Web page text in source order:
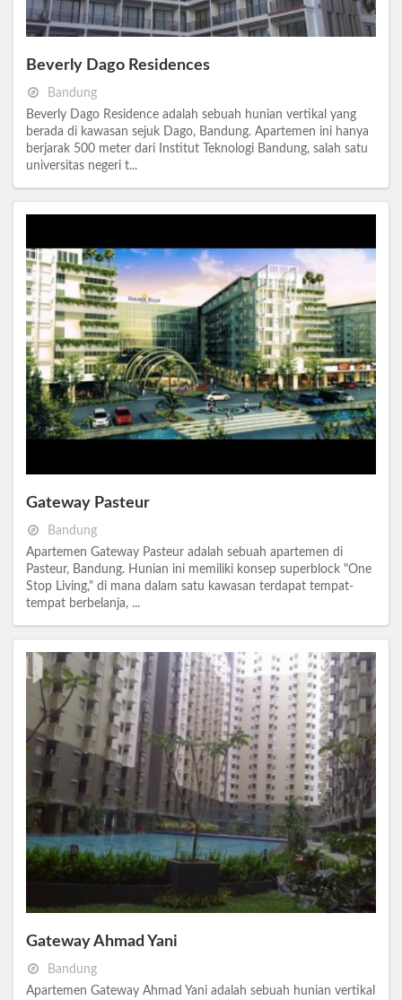
Beverly Dago Residences
Bandung
Beverly Dago Residence adalah sebuah hunian vertikal yang
berada di kawasan sejuk Dago, Bandung. Apartemen ini hanya
berjarak 500 meter dari Institut Teknologi Bandung, salah satu
universitas negeri t...
Gateway Pasteur
Bandung
Apartemen Gateway Pasteur adalah sebuah apartemen di
Pasteur, Bandung. Hunian ini memiliki konsep superblock "One
Stop Living," di mana dalam satu kawasan terdapat tempat-
tempat berbelanja, ...
Gateway Ahmad Yani
Bandung
Apartemen Gateway Ahmad Yani adalah sebuah hunian vertikal